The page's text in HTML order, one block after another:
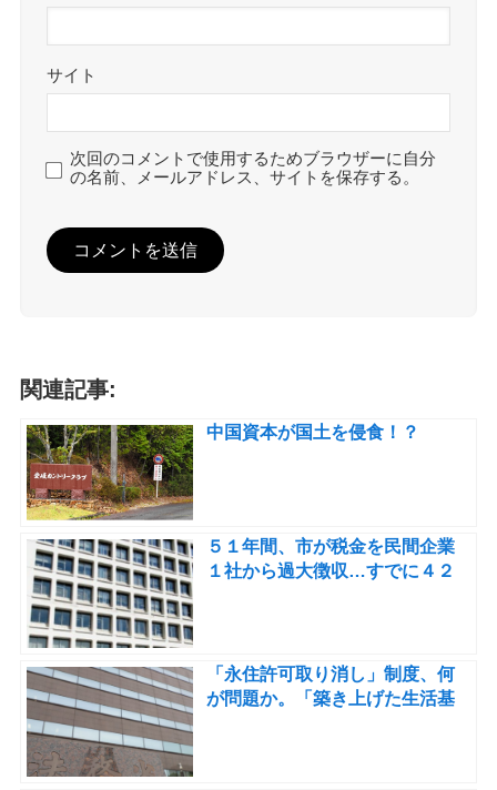
サイト
次回のコメントで使用するためブラウザーに自分
の名前、メールアドレス、サイトを保存する。
関連記事:
中国資本が国土を侵食！？
５１年間、市が税金を民間企業
１社から過大徴収…すでに４２
「永住許可取り消し」制度、何
が問題か。「築き上げた生活基